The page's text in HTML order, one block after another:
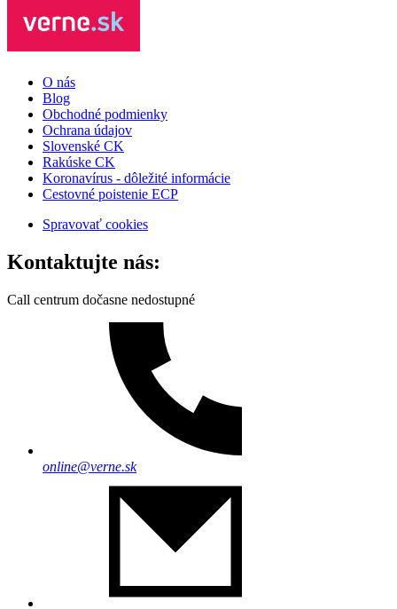
O nás
Blog
Obchodné podmienky
Ochrana údajov
Slovenské CK
Rakúske CK
Koronavírus - dôležité informácie
Cestovné poistenie ECP
Spravovať cookies
Kontaktujte nás:
Call centrum dočasne nedostupné
online@verne.sk